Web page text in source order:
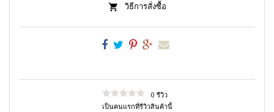
วิธีการสั่งซื้อ
0 รีวิว
เป็นคนแรกที่รีวิวสินค้านี้